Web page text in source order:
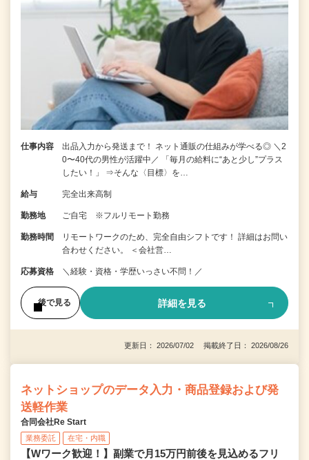
仕事内容
出品入力から発送まで！ ネット通販の仕組みが学べる◎ ＼2
0〜40代の男性が活躍中／ 「毎月の給料に“あと少し”プラス
したい！」 ⇒そんな〈目標〉を…
給与 完全出来高制
勤務地 ご自宅 ※フルリモート勤務
勤務時間
リモートワークのため、完全自由シフトです！ 詳細はお問い
合わせください。 ＜会社営…
応募資格 ＼経験・資格・学歴いっさい不問！／
後で見る 詳細を見る
更新日： 2026/07/02 掲載終了日： 2026/08/26
ネットショップのデータ入力・商品登録および発
送軽作業
合同会社Re Start
業務委託 在宅・内職
【Wワーク歓迎！】副業で月15万円前後を見込めるフリ